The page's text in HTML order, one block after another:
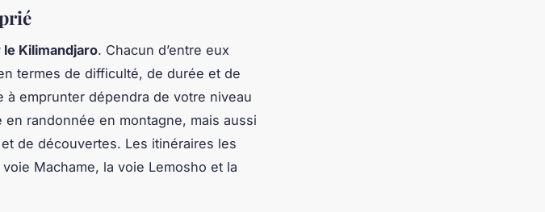
Kilimandjaro. Chacun d’entre eux
termes de difficulté, de durée et de
emprunter dépendra de votre niveau
randonnée en montagne, mais aussi
de découvertes. Les itinéraires les
Machame, la voie Lemosho et la